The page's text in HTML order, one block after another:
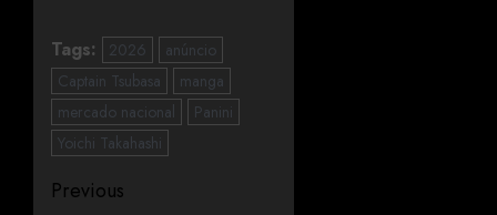
Tags: 2026
anúncio
Captain Tsubasa
manga
mercado nacional
Panini
Yoichi Takahashi
Previous